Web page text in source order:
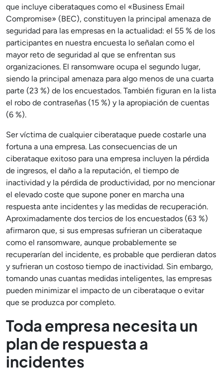
que incluye ciberataques como el «Business Email
Compromise» (BEC), constituyen la principal amenaza de
seguridad para las empresas en la actualidad: el 55 % de los
participantes en nuestra encuesta lo señalan como el
mayor reto de seguridad al que se enfrentan sus
organizaciones. El ransomware ocupa el segundo lugar,
siendo la principal amenaza para algo menos de una cuarta
parte (23 %) de los encuestados. También figuran en la lista
el robo de contraseñas (15 %) y la apropiación de cuentas
(6 %).
Ser víctima de cualquier ciberataque puede costarle una
fortuna a una empresa. Las consecuencias de un
ciberataque exitoso para una empresa incluyen la pérdida
de ingresos, el daño a la reputación, el tiempo de
inactividad y la pérdida de productividad, por no mencionar
el elevado coste que supone poner en marcha una
respuesta ante incidentes y las medidas de recuperación.
Aproximadamente dos tercios de los encuestados (63 %)
afirmaron que, si sus empresas sufrieran un ciberataque
como el ransomware, aunque probablemente se
recuperarían del incidente, es probable que perdieran datos
y sufrieran un costoso tiempo de inactividad. Sin embargo,
tomando unas cuantas medidas inteligentes, las empresas
pueden minimizar el impacto de un ciberataque o evitar
que se produzca por completo.
Toda empresa necesita un
plan de respuesta a
incidentes